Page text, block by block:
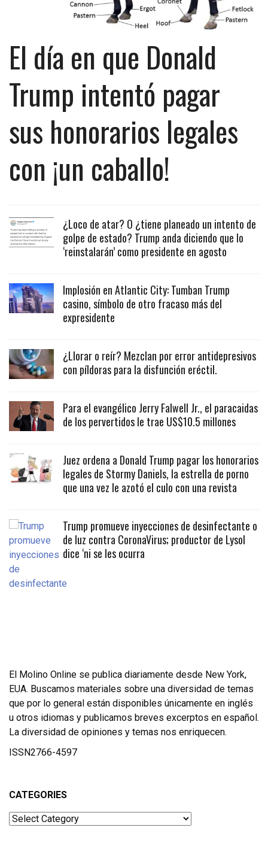
El día en que Donald
Trump intentó pagar
sus honorarios legales
con ¡un caballo!
¿Loco de atar? O ¿tiene planeado un intento de
golpe de estado? Trump anda diciendo que lo
‘reinstalarán’ como presidente en agosto
Implosión en Atlantic City: Tumban Trump
casino, símbolo de otro fracaso más del
expresidente
¿Llorar o reír? Mezclan por error antidepresivos
con píldoras para la disfunción eréctil.
Para el evangélico Jerry Falwell Jr., el paracaidas
de los pervertidos le trae US$10.5 millones
Juez ordena a Donald Trump pagar los honorarios
legales de Stormy Daniels, la estrella de porno
que una vez le azotó el culo con una revista
Trump promueve inyecciones de desinfectante o
de luz contra CoronaVirus; productor de Lysol
dice ‘ni se les ocurra
El Molino Online se publica diariamente desde New York,
EUA. Buscamos materiales sobre una diversidad de temas
que por lo general están disponibles únicamente en inglés
u otros idiomas y publicamos breves excerptos en español.
La diversidad de opiniones y temas nos enriquecen.
ISSN2766-4597
CATEGORIES
Categories